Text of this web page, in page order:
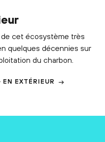
cet écosystème très
quelques décennies sur
du charbon.
EXTÉRIEUR